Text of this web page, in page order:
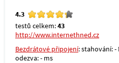
4.3
testů celkem:43
http://www.internethned.cz
Bezdrátové připojení: stahování: -
odezva: - ms